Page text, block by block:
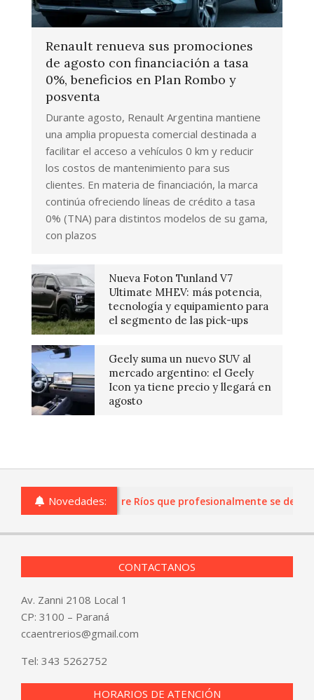
Renault renueva sus promociones
de agosto con financiación a tasa
0%, beneficios en Plan Rombo y
posventa
Durante agosto, Renault Argentina mantiene
una amplia propuesta comercial destinada a
facilitar el acceso a vehículos 0 km y reducir
los costos de mantenimiento para sus
clientes. En materia de financiación, la marca
continúa ofreciendo líneas de crédito a tasa
0% (TNA) para distintos modelos de su gama,
con plazos
Nueva Foton Tunland V7
Ultimate MHEV: más potencia,
tecnología y equipamiento para
el segmento de las pick-ups
Geely suma un nuevo SUV al
mercado argentino: el Geely
Icon ya tiene precio y llegará en
agosto
Novedades:
o comercios de Entre Ríos que profesionalmente se
CONTACTANOS
Av. Zanni 2108 Local 1
CP: 3100 – Paraná
ccaentrerios@gmail.com
Tel: 343 5262752
HORARIOS DE ATENCIÓN